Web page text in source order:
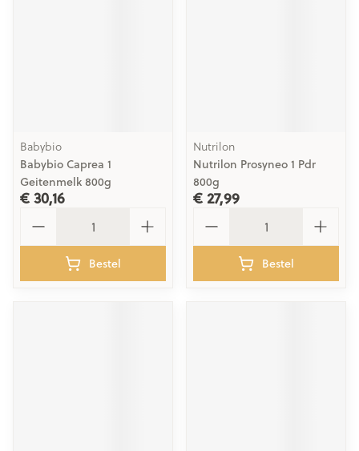
Babybio
Babybio Caprea 1
Geitenmelk 800g
€ 30,16
Bestel
Nutrilon
Nutrilon Prosyneo 1 Pdr
800g
€ 27,99
Bestel